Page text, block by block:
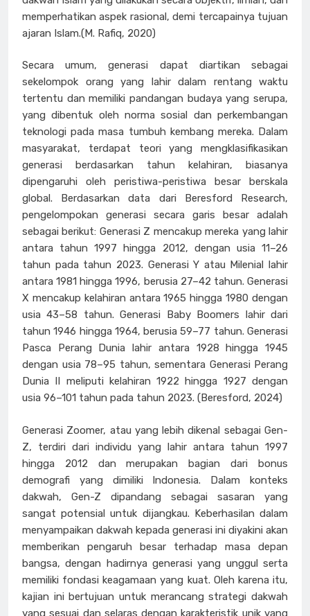
memperhatikan aspek rasional, demi tercapainya tujuan
ajaran Islam.(M. Rafiq, 2020)
Secara umum, generasi dapat diartikan sebagai
sekelompok orang yang lahir dalam rentang waktu
tertentu dan memiliki pandangan budaya yang serupa,
yang dibentuk oleh norma sosial dan perkembangan
teknologi pada masa tumbuh kembang mereka. Dalam
masyarakat, terdapat teori yang mengklasifikasikan
generasi berdasarkan tahun kelahiran, biasanya
dipengaruhi oleh peristiwa-peristiwa besar berskala
global. Berdasarkan data dari Beresford Research,
pengelompokan generasi secara garis besar adalah
sebagai berikut: Generasi Z mencakup mereka yang lahir
antara tahun 1997 hingga 2012, dengan usia 11–26
tahun pada tahun 2023. Generasi Y atau Milenial lahir
antara 1981 hingga 1996, berusia 27–42 tahun. Generasi
X mencakup kelahiran antara 1965 hingga 1980 dengan
usia 43–58 tahun. Generasi Baby Boomers lahir dari
tahun 1946 hingga 1964, berusia 59–77 tahun. Generasi
Pasca Perang Dunia lahir antara 1928 hingga 1945
dengan usia 78–95 tahun, sementara Generasi Perang
Dunia II meliputi kelahiran 1922 hingga 1927 dengan
usia 96–101 tahun pada tahun 2023. (Beresford, 2024)
Generasi Zoomer, atau yang lebih dikenal sebagai Gen-
Z, terdiri dari individu yang lahir antara tahun 1997
hingga 2012 dan merupakan bagian dari bonus
demografi yang dimiliki Indonesia. Dalam konteks
dakwah, Gen-Z dipandang sebagai sasaran yang
sangat potensial untuk dijangkau. Keberhasilan dalam
menyampaikan dakwah kepada generasi ini diyakini akan
memberikan pengaruh besar terhadap masa depan
bangsa, dengan hadirnya generasi yang unggul serta
memiliki fondasi keagamaan yang kuat. Oleh karena itu,
kajian ini bertujuan untuk merancang strategi dakwah
yang sesuai dan selaras dengan karakteristik unik yang